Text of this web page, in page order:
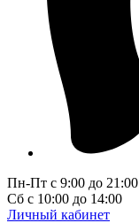
Пн-Пт с 9:00 до 21:00
Сб с 10:00 до 14:00
Личный кабинет